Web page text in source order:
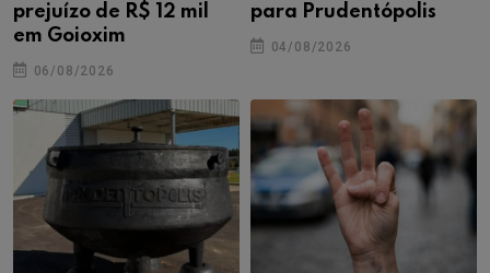
prejuízo de R$ 12 mil
em Goioxim
06/08/2026
para Prudentópolis
04/08/2026